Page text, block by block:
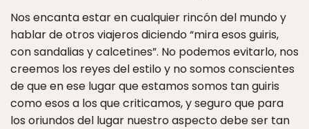
Nos encanta estar en cualquier rincón del mundo y
hablar de otros viajeros diciendo “mira esos guiris,
con sandalias y calcetines”. No podemos evitarlo, nos
creemos los reyes del estilo y no somos conscientes
de que en ese lugar que estamos somos tan guiris
como esos a los que criticamos, y seguro que para
los oriundos del lugar nuestro aspecto debe ser tan